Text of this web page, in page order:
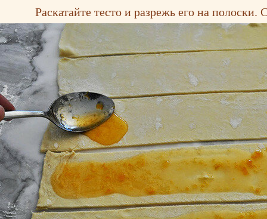
Раскатайте тесто и разрежь его на